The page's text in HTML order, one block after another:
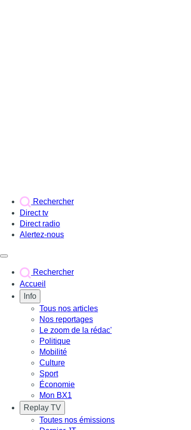
Rechercher
Direct tv
Direct radio
Alertez-nous
Rechercher
Accueil
Info
Tous nos articles
Nos reportages
Le zoom de la rédac'
Politique
Mobilité
Culture
Sport
Économie
Mon BX1
Replay TV
Toutes nos émissions